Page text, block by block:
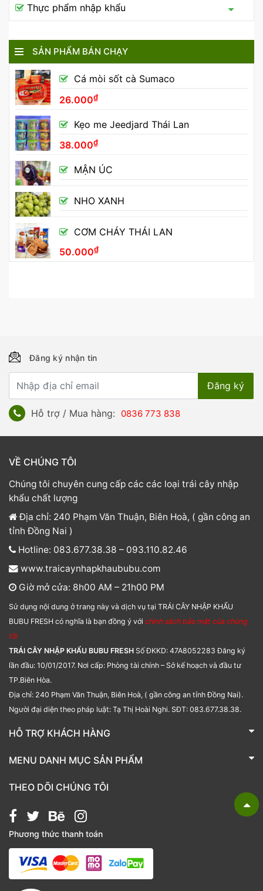
Thực phẩm nhập khẩu
SẢN PHẨM BÁN CHẠY
Cá mòi sốt cà Sumaco
26.000₫
Kẹo me Jeedjard Thái Lan
38.000₫
MẬN ÚC
NHO XANH
CƠM CHÁY THÁI LAN
50.000₫
Đăng ký nhận tin
Hỗ trợ / Mua hàng: 0836 773 838
VỀ CHÚNG TÔI
Chúng tôi chuyên cung cấp các các loại trái cây nhập
khẩu chất lượng
Địa chỉ: 240 Phạm Văn Thuận, Biên Hoà, ( gần công an
tỉnh Đồng Nai )
Hotline: 083.677.38.38 – 093.110.82.46
www.traicaynhapkhaububu.com
Giờ mở cửa: 8h00 AM – 21h00 PM
Sử dụng nội dung ở trang này và dịch vụ tại TRÁI CÂY NHẬP KHẨU
BUBU FRESH có nghĩa là bạn đồng ý với chính sách bảo mật của chúng
tôi
TRÁI CÂY NHẬP KHẨU BUBU FRESH Số ĐKKD: 47A8052283 Đăng ký
lần đầu: 10/01/2017. Nơi cấp: Phòng tài chính – Sở kế hoạch và đầu tư
TP.Biên Hòa.
Địa chỉ: 240 Phạm Văn Thuận, Biên Hoà, ( gần công an tỉnh Đồng Nai).
Người đại diện theo pháp luật: Tạ Thị Hoài Nghi. SĐT: 083.677.38.38.
HỖ TRỢ KHÁCH HÀNG
TRÁI CÂY NHẬP KHẨU BUBU FRESH
MENU DANH MỤC SẢN PHẨM
Bánh kẹo
Giỏ quà tặng
Hạt chia
Hạt dẻ cười
Hạt hạnh nhân
THEO DÕI CHÚNG TÔI
Phương thức thanh toán